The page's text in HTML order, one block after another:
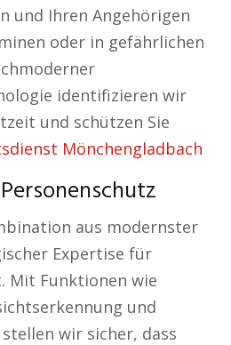
und Ihren Angehörigen
oder in gefährlichen
identifizieren wir
und schützen Sie
Mönchengladbach
aus modernster
Expertise für
Mit Funktionen wie
und
wir sicher, dass